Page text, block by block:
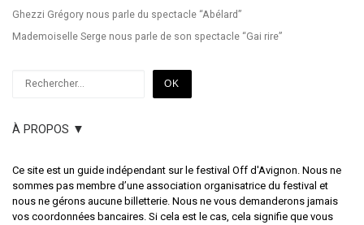
Ghezzi Grégory nous parle du spectacle “Abélard”
Mademoiselle Serge nous parle de son spectacle “Gai rire”
OK
À PROPOS ▼
Ce site est un guide indépendant sur le festival Off d'Avignon. Nous ne
sommes pas membre d’une association organisatrice du festival et
nous ne gérons aucune billetterie. Nous ne vous demanderons jamais
vos coordonnées bancaires. Si cela est le cas, cela signifie que vous